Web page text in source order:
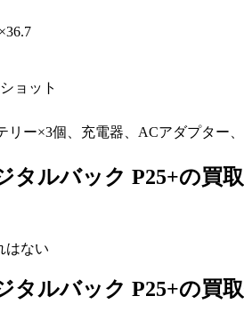
ョット
リー×3個、充電器、ACアダプター
タルバック P25+の買
はない
タルバック P25+の買